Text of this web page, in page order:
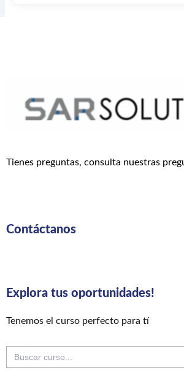
Tienes preguntas, consulta nuestras
Contáctanos
Explora tus oportunidades!
Tenemos el curso perfecto para tí
Buscar: